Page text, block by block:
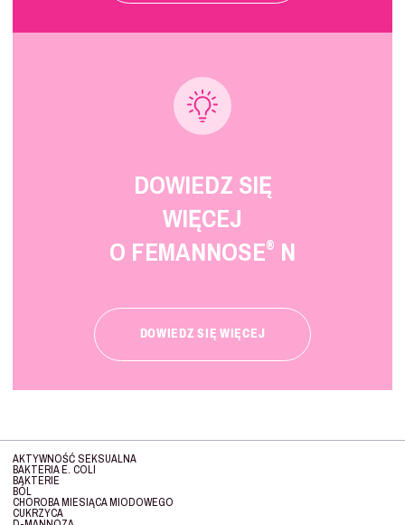
DOWIEDZ SIĘ
WIĘCEJ
O FEMANNOSE® N
DOWIEDZ SIĘ WIĘCEJ
AKTYWNOŚĆ SEKSUALNA
BAKTERIA E. COLI
BAKTERIE
BÓL
CHOROBA MIESIĄCA MIODOWEGO
CUKRZYCA